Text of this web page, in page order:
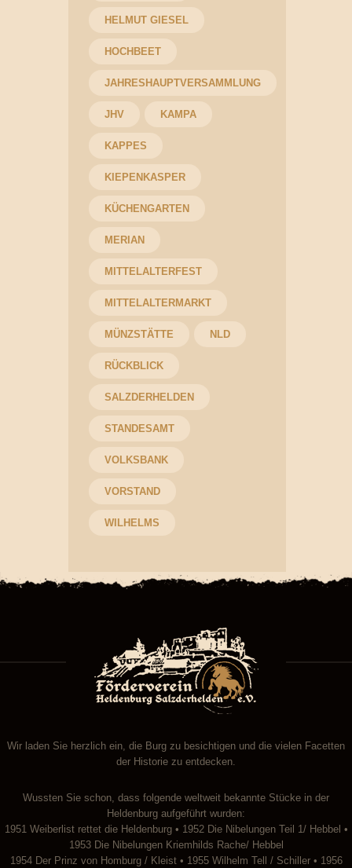
HELMUT GIESEL
HOCHBEET
JAHRESHAUPTVERSAMMLUNG
JHV KAMPA
KAPPES
KIEPENKASPER
KÜCHENGARTEN
MERIAN
MITTELALTERFEST
MITTELALTERMARKT
MÜNZSTÄTTE NLD
RÜCKBLICK
SALZDERHELDEN
STANDESAMT
VOLKSBANK
VORSTAND
WILHELMS
Wir laden Sie herzlich ein, die Burg zu besichtigen und die vielen Facetten
der Historie zu entdecken.
Wussten Sie schon, dass folgende weltweit bekannte Stücke in der
Heldenburg aufgeführt wurden:
1951 Weiberlist rettet die Heldenburg • 1952 Die Nibelungen Teil 1/ Hebbel •
1953 Die Nibelungen Kriemhilds Rache/ Hebbel
1954 Der Prinz von Homburg / Kleist • 1955 Wilhelm Tell / Schiller • 1956